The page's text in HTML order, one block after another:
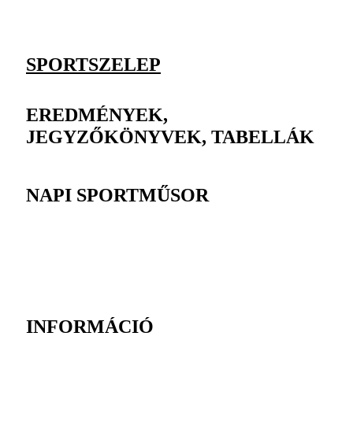
SPORTSZELEP
EREDMÉNYEK,
JEGYZŐKÖNYVEK, TABELLÁK
NAPI SPORTMŰSOR
INFORMÁCIÓ